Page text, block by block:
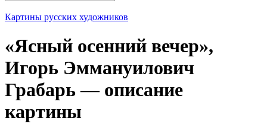
Картины русских художников
«Ясный осенний вечер»,
Игорь Эммануилович
Грабарь — описание
картины